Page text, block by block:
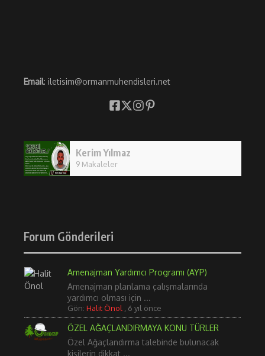
Email: iletisim@ormanmuhendisleri.net
Kerim Yılmaz
9 Makaleler
Forum Gönderileri
Amenajman Yardımcı Programı (AYP)
Amenajman planlama çalışmalarında
yardımcı olması için ...
Gön:Halit Önol , 6 yıl önce
ÖZEL AĞAÇLANDIRMAYA KONU TÜRLER
Özel Ağaçlandırma talebinde bulunacak
kişilerin dikkat ...